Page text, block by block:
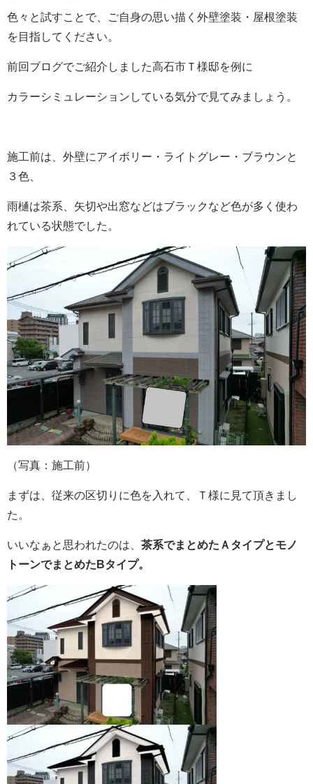
色々と試すことで、ご自身の思い描く外壁塗装・屋根塗装
を目指してください。
前回ブログでご紹介しました高石市Ｔ様邸を例に
カラーシミュレーションしている気分で見てみましょう。
施工前は、外壁にアイボリー・ライトグレー・ブラウンと
３色、
雨樋は茶系、矢切や出窓などはブラックなど色が多く使わ
れている状態でした。
（写真：施工前）
まずは、従来の区切りに色を入れて、Ｔ様に見て頂きまし
た。
いいなぁと思われたのは、 茶系でまとめたＡタイプとモノ
トーンでまとめたBタイプ。